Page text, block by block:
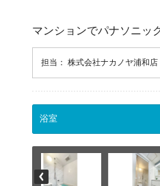
マンションでパナソニッ
担当： 株式会社ナカノヤ浦和店